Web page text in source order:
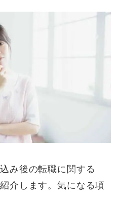
み後の転職に関する
介します。気になる項